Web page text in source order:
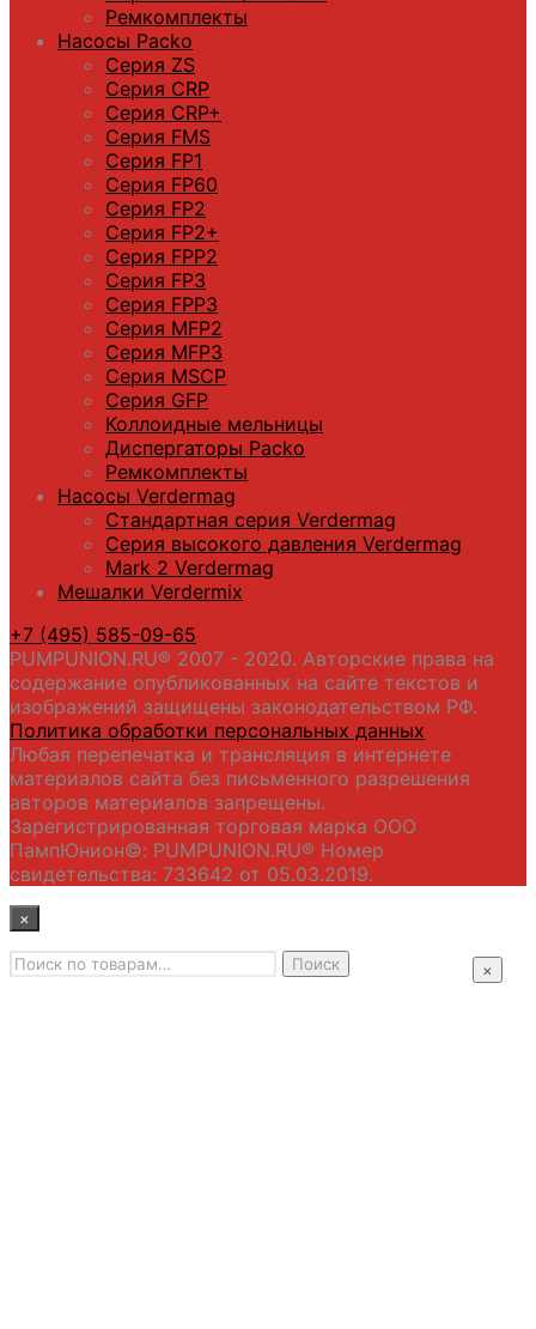
Ремкомплекты
Насосы Packo
Серия ZS
Серия CRP
Серия CRP+
Серия FMS
Серия FP1
Серия FP60
Серия FP2
Серия FP2+
Серия FPP2
Серия FP3
Серия FPP3
Серия МFP2
Серия МFP3
Серия MSCP
Серия GFP
Коллоидные мельницы
Диспергаторы Packo
Ремкомплекты
Насосы Verdermag
Стандартная серия Verdermag
Серия высокого давления Verdermag
Mark 2 Verdermag
Мешалки Verdermix
+7 (495) 585-09-65
PUMPUNION.RU® 2007 - 2020. Авторские права на
содержание опубликованных на сайте текстов и
изображений защищены законодательством РФ.
Политика обработки персональных данных
Любая перепечатка и трансляция в интернете
материалов сайта без письменного разрешения
авторов материалов запрещены.
Зарегистрированная торговая марка ООО
ПампЮнион©: PUMPUNION.RU® Номер
свидетельства: 733642 от 05.03.2019.
×
Главная
×
Искать: Поиск